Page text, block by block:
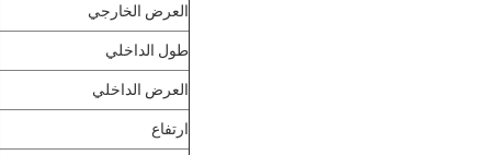
العرض الخارجي
طول الداخلي
العرض الداخلي
ارتفاع